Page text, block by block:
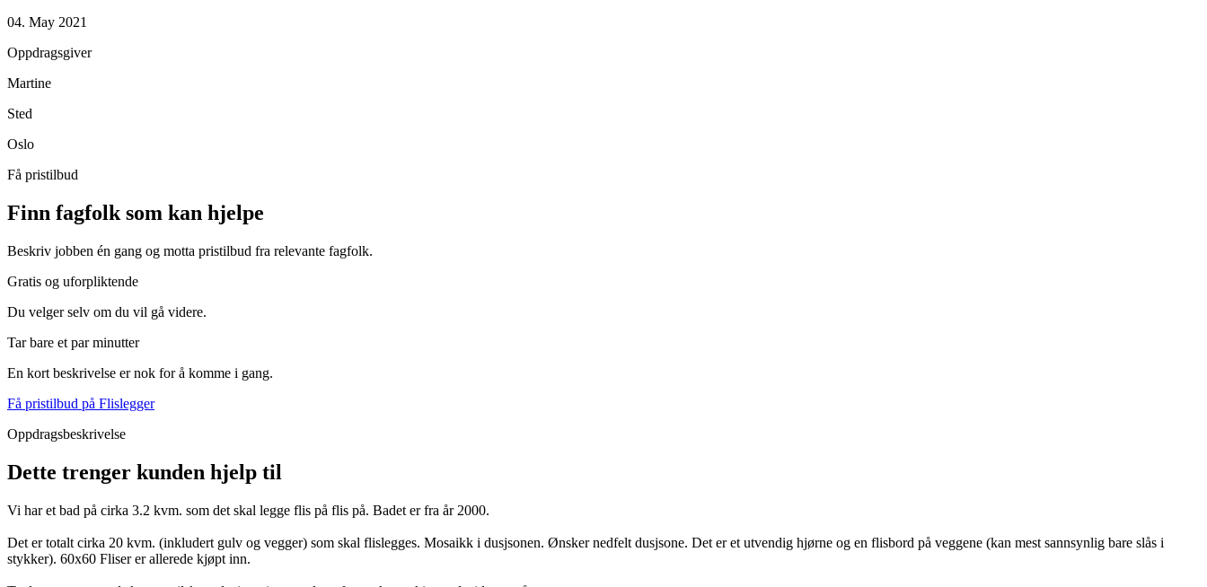
04. May 2021
Oppdragsgiver
Martine
Sted
Oslo
Få pristilbud
Finn fagfolk som kan hjelpe
Beskriv jobben én gang og motta pristilbud fra relevante fagfolk.
Gratis og uforpliktende
Du velger selv om du vil gå videre.
Tar bare et par minutter
En kort beskrivelse er nok for å komme i gang.
Få pristilbud på Flislegger
Oppdragsbeskrivelse
Dette trenger kunden hjelp til
Vi har et bad på cirka 3.2 kvm. som det skal legge flis på flis på. Badet er fra år 2000.
Det er totalt cirka 20 kvm. (inkludert gulv og vegger) som skal flislegges. Mosaikk i dusjsonen. Ønsker nedfelt dusjsone. Det er et utvendig hjørne og en flisbord på veggene (kan mest sannsynlig bare slås i
stykker). 60x60 Fliser er allerede kjøpt inn.